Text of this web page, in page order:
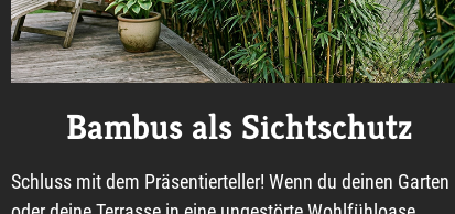
Bambus als Sichtschutz
Schluss mit dem Präsentierteller! Wenn du deinen Garten